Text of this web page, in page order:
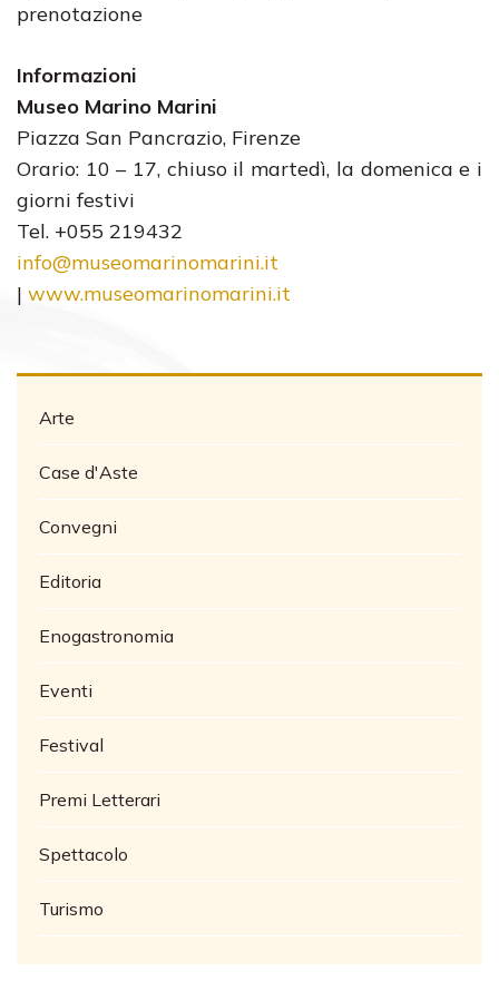
prenotazione
Informazioni
Museo Marino Marini
Piazza San Pancrazio, Firenze
Orario: 10 – 17, chiuso il martedì, la domenica e i
giorni festivi
Tel. +055 219432
info@museomarinomarini.it
| www.museomarinomarini.it
Arte
Case d'Aste
Convegni
Editoria
Enogastronomia
Eventi
Festival
Premi Letterari
Spettacolo
Turismo